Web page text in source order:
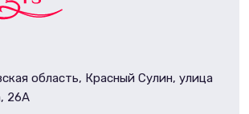
область, Красный Сулин, улица
26А